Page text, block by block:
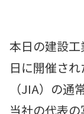
本日の建設
日に開催さ
（JIA）の通
当社の代表